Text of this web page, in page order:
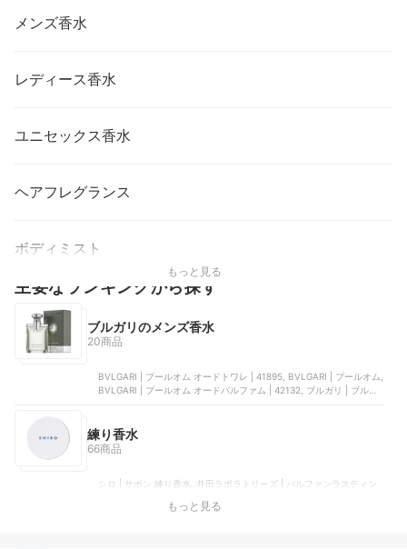
メンズ香水
レディース香水
ユニセックス香水
ヘアフレグランス
ボディミスト
もっと見る
主要なランキングから探す
ブルガリのメンズ香水
20商品
BVLGARI | プールオム オードトワレ | 41895, BVLGARI | プールオム,
BVLGARI | プールオム オードパルファム | 42132, ブルガリ | ブルガ
練り香水
66商品
シロ | サボン 練り香水, 井田ラボラトリーズ | パルファンラスティン
ホールディングス | NULL パヒュームクリーム, ACCA KAPPA（アッ
もっと見る